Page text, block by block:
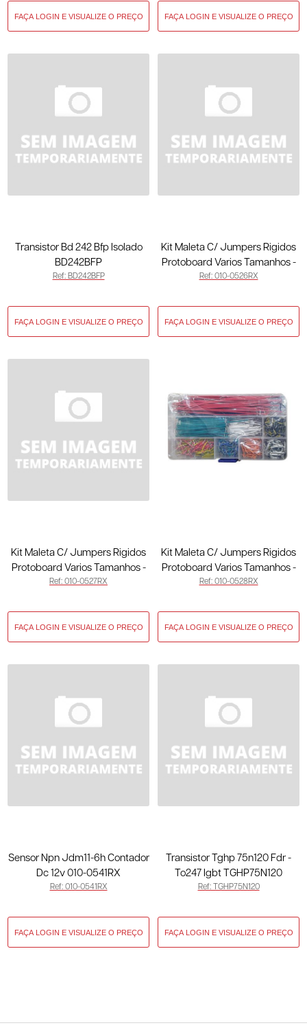
Transistor Bd 242 Bfp Isolado
BD242BFP
Ref: BD242BFP
Kit Maleta C/ Jumpers Rigidos
Protoboard Varios Tamanhos -
140 Pcs 010-0526RX
Ref: 010-0526RX
Kit Maleta C/ Jumpers Rigidos
Protoboard Varios Tamanhos -
560 Pcs 010-0527RX
Ref: 010-0527RX
Kit Maleta C/ Jumpers Rigidos
Protoboard Varios Tamanhos -
840 Pcs 010-0528RX
Ref: 010-0528RX
Sensor Npn Jdm11-6h Contador
Dc 12v 010-0541RX
Ref: 010-0541RX
Transistor Tghp 75n120 Fdr -
To247 Igbt TGHP75N120
Ref: TGHP75N120